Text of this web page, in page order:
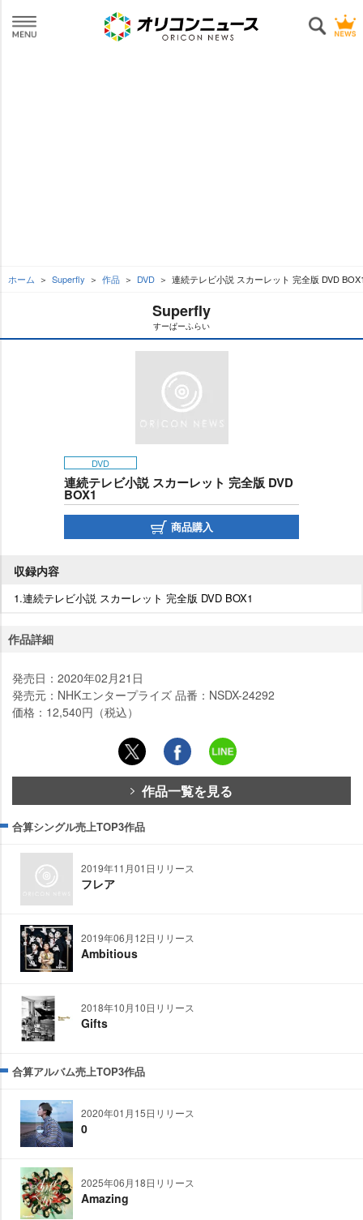
ホーム Superfly 作品 DVD 連続テレビ小説 スカーレット 完全版 DVD
Superfly
すーぱーふらい
DVD
連続テレビ小説 スカーレット 完全版 DVD
BOX1
商品購入
収録内容
1.連続テレビ小説 スカーレット 完全版 DVD BOX1
作品詳細
発売日：2020年02月21日
発売元：NHKエンタープライズ 品番：NSDX-24292
価格：12,540円（税込）
作品一覧を見る
合算シングル売上TOP3作品
2019年11月01日リリース
フレア
2019年06月12日リリース
Ambitious
2018年10月10日リリース
Gifts
合算アルバム売上TOP3作品
2020年01月15日リリース
0
2025年06月18日リリース
Amazing